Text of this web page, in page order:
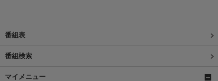
番組表
番組検索
マイメニュー